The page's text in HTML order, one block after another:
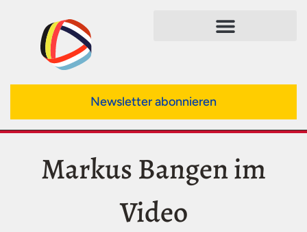
Newsletter abonnieren
Markus Bangen im
Video